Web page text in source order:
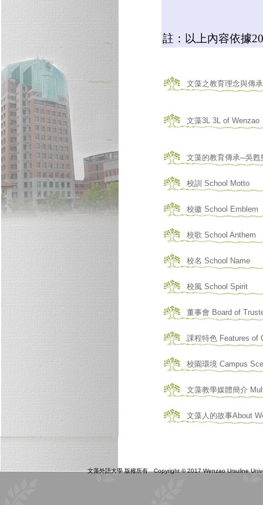
註：以上內容依據
文藻之教育理念與傳
文藻3L 3L of Wenzao
文藻的教育傳承─吳甦
校訓 School Motto
校徽 School Emblem
校歌 School Anthem
校名 School Name
校風 School Spirit
董事會 Board of
課程特色 Features of
校園環境 Campus
文藻教學媒體簡介
文藻人的故事About
文藻外語大學 版權所有 Copyright © 2017 Wenzao Ursuline